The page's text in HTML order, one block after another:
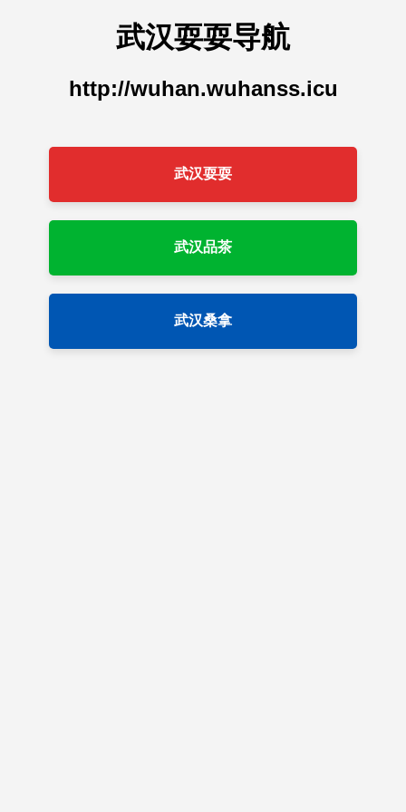
武汉耍耍导航
http://wuhan.wuhanss.icu
武汉耍耍
武汉品茶
武汉桑拿